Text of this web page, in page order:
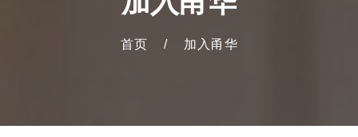
首页 / 加入甬华